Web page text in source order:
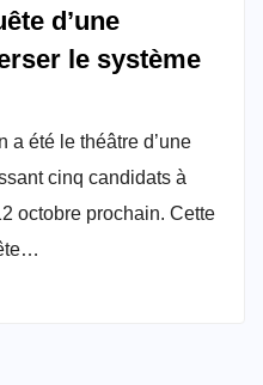
d’une
le système
a été le théâtre d’une
cinq candidats à
octobre prochain. Cette